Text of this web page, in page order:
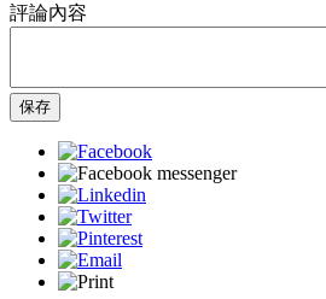
評論內容
保存